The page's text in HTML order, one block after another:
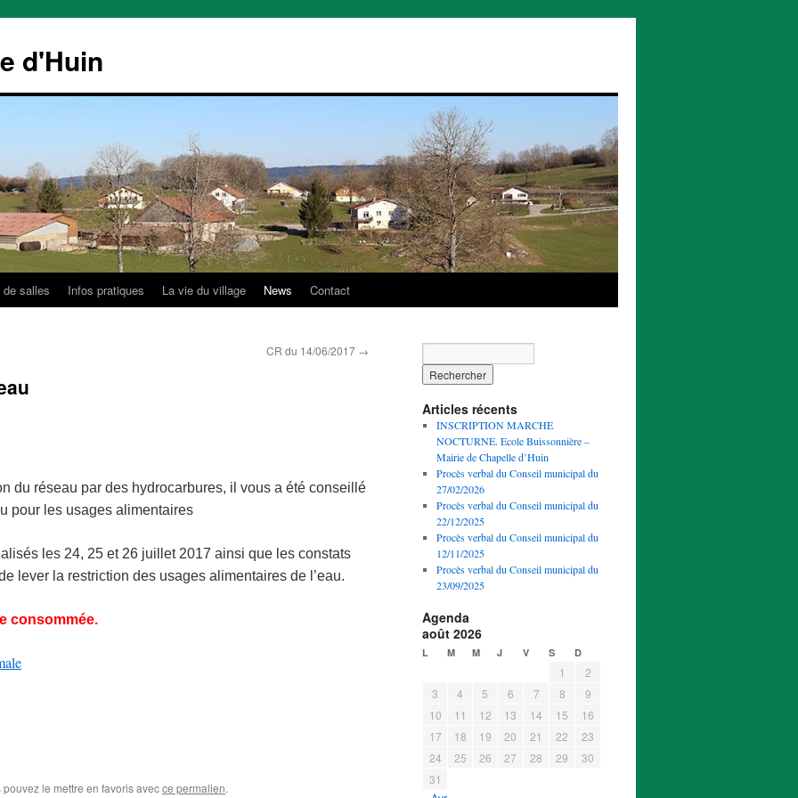
d'Huin
de salles Infos pratiques La vie du village News Contact
CR du 14/06/2017 →
du réseau par des hydrocarbures, il vous a été conseillé
pour les usages alimentaires
les 24, 25 et 26 juillet 2017 ainsi que les constats
lever la restriction des usages alimentaires de l’eau.
consommée.
pouvez le mettre en favoris avecce permalien.
Articles récents
INSCRIPTION MARCHE
NOCTURNE. Ecole Buissonnière –
Mairie de Chapelle d’Huin
Procès verbal du Conseil municipal du
27/02/2026
Procès verbal du Conseil municipal du
22/12/2025
Procès verbal du Conseil municipal du
12/11/2025
Procès verbal du Conseil municipal du
23/09/2025
Agenda
août 2026
L M M J V S D
1
2
3
4 5 6 7 8
9
10
11 12 13 14 15
16
17
18 19 20 21 22
23
24
25 26 27 28 29
30
31